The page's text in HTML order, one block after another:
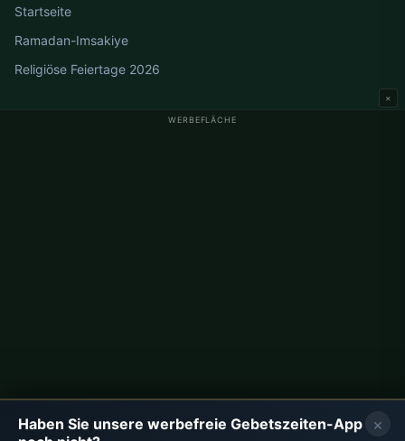
WERBEFLÄCHE
×
Startseite
Ramadan-Imsakiye
Religiöse Feiertage 2026
Gebetszeiten Deutschland
Kontakt
Datenschutzrichtlinie
×
Haben Sie unsere werbefreie Gebetszeiten-App